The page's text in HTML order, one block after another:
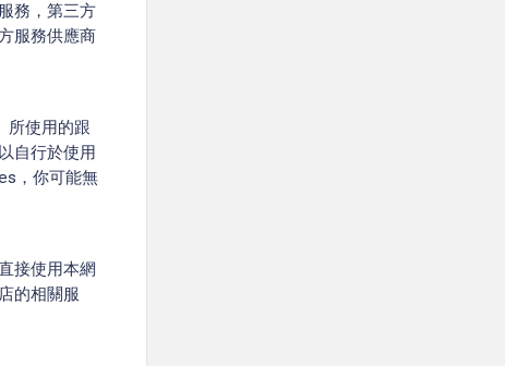
務，第三方
服務供應商
所使用的跟
自行於使用
，你可能無
接使用本網
的相關服